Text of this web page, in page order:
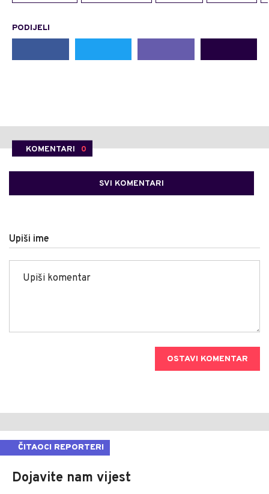
PODIJELI
KOMENTARI 0
SVI KOMENTARI
Upiši ime
OSTAVI KOMENTAR
ČITAOCI REPORTERI
Dojavite nam vijest